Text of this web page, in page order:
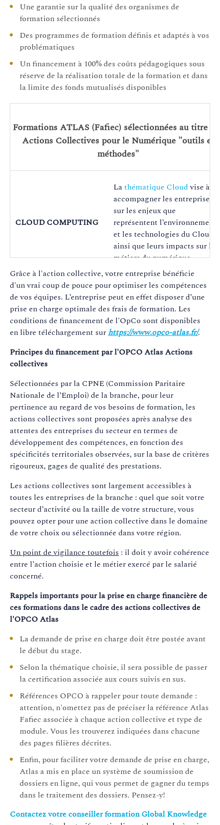
Une garantie sur la qualité des organismes de
formation sélectionnés
Des programmes de formation définis et adaptés à vos
problématiques
Un financement à 100% des coûts pédagogiques sous
réserve de la réalisation totale de la formation et dans
la limite des fonds mutualisés disponibles
Formations ATLAS (Fafiec) sélectionnées au titre
Actions Collectives pour le Numérique "outils et
méthodes"
CLOUD COMPUTING
Lathématique Cloudvise à
accompagner les entreprises
sur les enjeux que
représentent l’environnement
et les technologies du Cloud
ainsi que leurs impacts sur les
métiers du numérique.
VIRTUALISATION DES
SI
L’écosystème de la
Virtualisation est vaste et ses
domaines d’application se
sont étendus au fil du temps :
serveurs, postes de travail et
applications, réseaux,
Lesformations proposées en
Virtualisationportent sur
l'acquisition des compétences
pour la gestion des différentes
"machines virtuelles" (VM).
DEVOPS
La démarche DevOps - union
des développeurs (dev) et des
professionnels des opérations
informatiques (ops) - vise à
améliorer la collaboration
entre les différents processus
et corps de métiers pour créer
en moins de temps.
continueaborde les
sujets DevOps (démarche et
et Git.
TEST LOGICIEL
compétences nécessaires dans
ledomaine de la qualité et du
test logicielpour assurer une
meilleure adaptation et
accroitre l'efficacité de vos
équipes en vous formant et en
thématique Cybersécurité
à doter les entreprises de
l'expertise technique et
Grâce à l'action collective, votre entreprise bénéficie
d'un vrai coup de pouce pour optimiser les compétences
de vos équipes. L’entreprise peut en effet disposer d’une
prise en charge optimale des frais de formation. Les
conditions de financement de l'OpCo sont disponibles
en libre téléchargement surhttps://www.opco-atlas.fr/.
Principes du financement par l'OPCO Atlas Actions
collectives
Sélectionnées par la CPNE (Commission Paritaire
Nationale de l’Emploi) de la branche, pour leur
pertinence au regard de vos besoins de formation, les
actions collectives sont proposées après analyse des
attentes des entreprises du secteur en termes de
développement des compétences, en fonction des
spécificités territoriales observées, sur la base de critères
rigoureux, gages de qualité des prestations.
Les actions collectives sont largement accessibles à
toutes les entreprises de la branche : quel que soit votre
secteur d’activité ou la taille de votre structure, vous
pouvez opter pour une action collective dans le domaine
de votre choix ou sélectionnée dans votre région.
Un point de vigilance toutefois : il doit y avoir cohérence
entre l’action choisie et le métier exercé par le salarié
concerné.
Rappels importants pour la prise en charge financière de
ces formations dans le cadre des actions collectives de
l'OPCO Atlas
La demande de prise en charge doit être postée avant
le début du stage.
Selon la thématique choisie, il sera possible de passer
la certification associée aux cours suivis en sus.
Références OPCO à rappeler pour toute demande :
attention, n'omettez pas de préciser la référence Atlas
Fafiec associée à chaque action collective et type de
module. Vous les trouverez indiquées dans chacune
des pages filières décrites.
Enfin, pour faciliter votre demande de prise en charge,
Atlas a mis en place un système de soumission de
dossiers en ligne, qui vous permet de gagner du temps
dans le traitement des dossiers. Pensez-y!
Contactez votre conseiller formation Global Knowledge